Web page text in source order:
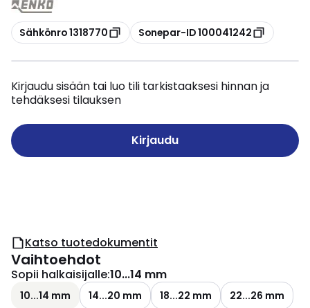
Kopioi
Sähkönro 1318770 Kopioi
Sonepar-ID 100041242
Kirjaudu sisään tai luo tili tarkistaaksesi hinnan ja
tehdäksesi tilauksen
Kirjaudu
Katso tuotedokumentit
Vaihtoehdot
Sopii halkaisijalle:10...14 mm
10...14 mm 14...20 mm 18...22 mm
22...26 mm